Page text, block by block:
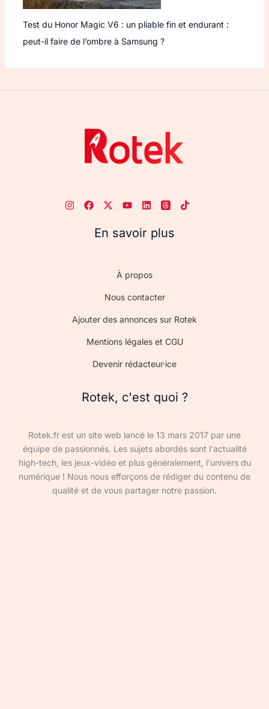
Test du Honor Magic V6 : un pliable fin et endurant :
peut-il faire de l’ombre à Samsung ?
En savoir plus
À propos
Nous contacter
Ajouter des annonces sur Rotek
Mentions légales et CGU
Devenir rédacteur·ice
Rotek, c'est quoi ?
Rotek.fr est un site web lancé le 13 mars 2017 par une
équipe de passionnés. Les sujets abordés sont l'actualité
high-tech, les jeux-vidéo et plus généralement, l'univers du
numérique ! Nous nous efforçons de rédiger du contenu de
qualité et de vous partager notre passion.